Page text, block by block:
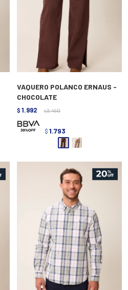
VAQUERO POLANCO ERNAUS -
CHOCOLATE
$ 1.992 $ 2.490
$ 1.793